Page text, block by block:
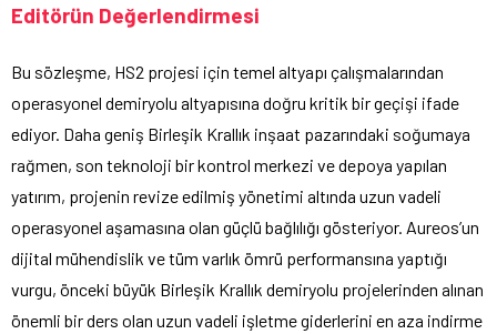
Editörün Değerlendirmesi
Bu sözleşme, HS2 projesi için temel altyapı çalışmalarından
operasyonel demiryolu altyapısına doğru kritik bir geçişi ifade
ediyor. Daha geniş Birleşik Krallık inşaat pazarındaki soğumaya
rağmen, son teknoloji bir kontrol merkezi ve depoya yapılan
yatırım, projenin revize edilmiş yönetimi altında uzun vadeli
operasyonel aşamasına olan güçlü bağlılığı gösteriyor. Aureos’un
dijital mühendislik ve tüm varlık ömrü performansına yaptığı
vurgu, önceki büyük Birleşik Krallık demiryolu projelerinden alınan
önemli bir ders olan uzun vadeli işletme giderlerini en aza indirme